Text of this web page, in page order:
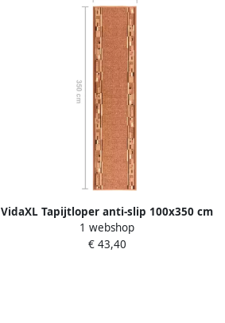
VidaXL Tapijtloper anti-slip 100x350 cm
bruin
1 webshop
€ 43,40